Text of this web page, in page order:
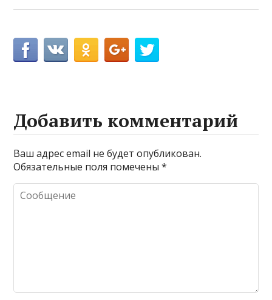
Добавить комментарий
Ваш адрес email не будет опубликован.
Обязательные поля помечены*